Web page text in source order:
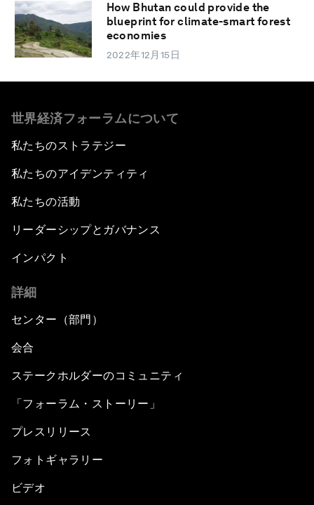
How Bhutan could provide the
blueprint for climate-smart forest
economies
2022年12月15日
世界経済フォーラムについて
私たちのストラテジー
私たちのアイデンティティ
私たちの活動
リーダーシップとガバナンス
インパクト
詳細
センター（部門）
会合
ステークホルダーのコミュニティ
「フォーラム・ストーリー」
プレスリリース
フォトギャラリー
ビデオ